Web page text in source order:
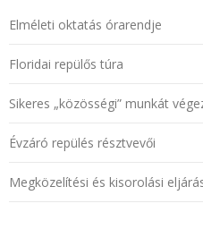
Elméleti oktatás órarendje
Floridai repülős túra
Sikeres „közösségi” munkát
Évzáró repülés résztvevői
Megközelítési és kisorolási